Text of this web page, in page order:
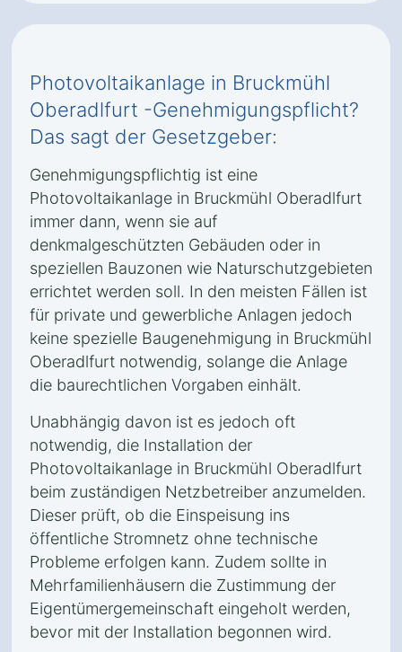
Photovoltaikanlage in Bruckmühl
Oberadlfurt -Genehmigungspflicht?
Das sagt der Gesetzgeber:
Genehmigungspflichtig ist eine
Photovoltaikanlage in Bruckmühl Oberadlfurt
immer dann, wenn sie auf
denkmalgeschützten Gebäuden oder in
speziellen Bauzonen wie Naturschutzgebieten
errichtet werden soll. In den meisten Fällen ist
für private und gewerbliche Anlagen jedoch
keine spezielle Baugenehmigung in Bruckmühl
Oberadlfurt notwendig, solange die Anlage
die baurechtlichen Vorgaben einhält.
Unabhängig davon ist es jedoch oft
notwendig, die Installation der
Photovoltaikanlage in Bruckmühl Oberadlfurt
beim zuständigen Netzbetreiber anzumelden.
Dieser prüft, ob die Einspeisung ins
öffentliche Stromnetz ohne technische
Probleme erfolgen kann. Zudem sollte in
Mehrfamilienhäusern die Zustimmung der
Eigentümergemeinschaft eingeholt werden,
bevor mit der Installation begonnen wird.